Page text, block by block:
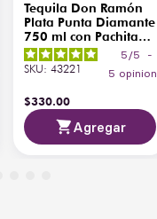
Tequila Don Ramón
Plata Punta Diamante
750 ml con Pachita
200 ml
5 /5
-
5
SKU: 43221
$330.00
Agregar